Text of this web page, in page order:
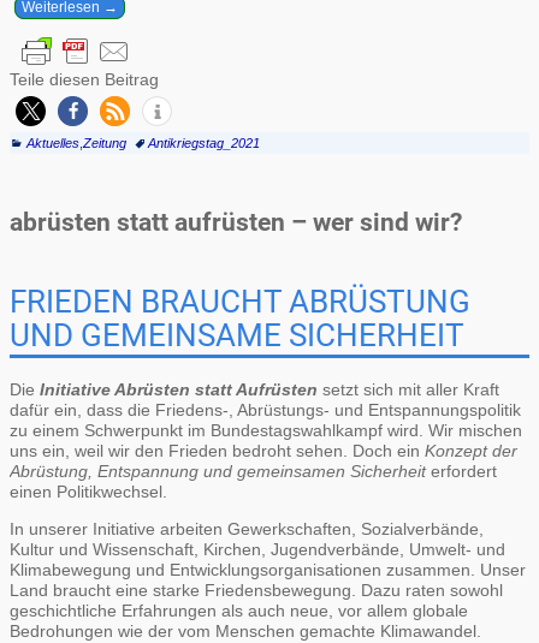
Weiterlesen →
Teile diesen Beitrag
Aktuelles, Zeitung Antikriegstag_2021
abrüsten statt aufrüsten – wer sind wir?
FRIEDEN BRAUCHT ABRÜSTUNG
UND GEMEINSAME SICHERHEIT
Die Initiative Abrüsten statt Aufrüsten setzt sich mit aller Kraft
dafür ein, dass die Friedens-, Abrüstungs- und Entspannungspolitik
zu einem Schwerpunkt im Bundestagswahlkampf wird. Wir mischen
uns ein, weil wir den Frieden bedroht sehen. Doch ein Konzept der
Abrüstung, Entspannung und gemeinsamen Sicherheiterfordert
einen Politikwechsel.
In unserer Initiative arbeiten Gewerkschaften, Sozialverbände,
Kultur und Wissenschaft, Kirchen, Jugendverbände, Umwelt- und
Klimabewegung und Entwicklungsorganisationen zusammen. Unser
Land braucht eine starke Friedensbewegung. Dazu raten sowohl
geschichtliche Erfahrungen als auch neue, vor allem globale
Bedrohungen wie der vom Menschen gemachte Klimawandel.